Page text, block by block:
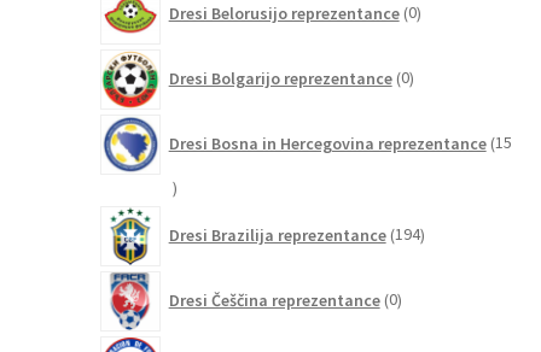
Dresi Belorusijo reprezentance 0izdelkov
Dresi Bolgarijo reprezentance 0izdelkov
Dresi Bosna in Hercegovina reprezentance 15
15
Dresi Brazilija reprezentance 194izdelkov
Dresi Češčina reprezentance 0izdelkov